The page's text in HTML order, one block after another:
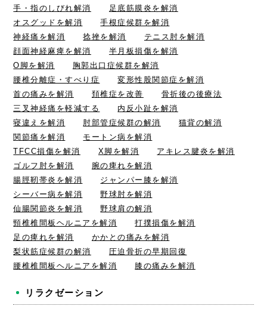
手・指のしびれ解消
足底筋膜炎を解消
オスグッドを解消
手根症候群を解消
神経痛を解消
捻挫を解消
テニス肘を解消
顔面神経麻痺を解消
半月板損傷を解消
O脚を解消
胸郭出口症候群を解消
腰椎分離症・すべり症
変形性股関節症を解消
首の痛みを解消
頚椎症を改善
骨折後の後療法
三叉神経痛を軽減する
内反小趾を解消
寝違えを解消
肘部管症候群の解消
猫背の解消
関節痛を解消
モートン病を解消
TFCC損傷を解消
X脚を解消
アキレス腱炎を解消
ゴルフ肘を解消
腕の痺れを解消
腸脛靭帯炎を解消
ジャンパー膝を解消
シーバー病を解消
野球肘を解消
仙腸関節炎を解消
野球肩の解消
頸椎椎間板ヘルニアを解消
打撲損傷を解消
足の痺れを解消
かかとの痛みを解消
梨状筋症候群の解消
圧迫骨折の早期回復
腰椎椎間板ヘルニアを解消
膝の痛みを解消
リラクゼーション